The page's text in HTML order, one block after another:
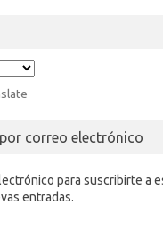
correo electrónico
para suscribirte a
entradas.